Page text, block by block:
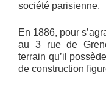
société parisienne.
En 1886, pour
au 3 rue de
terrain qu’il
de construction